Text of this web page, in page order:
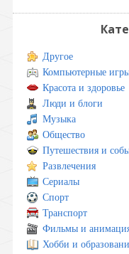
Другое
Компьютерные
Красота и здоровье
Люди и блоги
Музыка
Общество
Путешествия и
Развлечения
Сериалы
Спорт
Транспорт
Фильмы и
Хобби и